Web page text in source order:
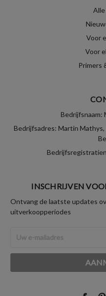
Voor
Voor
Primers
Bedrijfsnaam:
Bedrijfsadres: Martin
INSCHRIJVEN
Ontvang de laatste updates
uitverkoopperiodes
mailadres